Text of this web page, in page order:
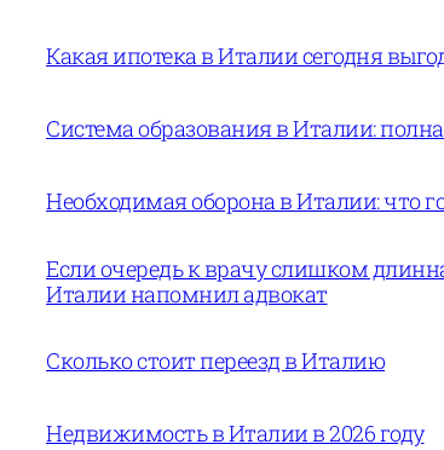
Какая ипотека в Италии сегодня
Система образования в Италии:
Необходимая оборона в Италии: что
Если очередь к врачу слишком
Италии напомнил адвокат
Сколько стоит переезд в Италию
Недвижимость в Италии в 2026 году